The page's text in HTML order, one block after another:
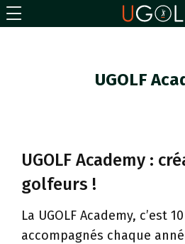
UGOLF
UGOLF Academy :
golfeurs !
La UGOLF Academy, c’est
accompagnés chaque